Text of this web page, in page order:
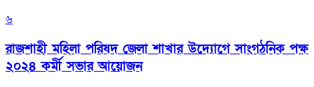
৬
রাজশাহী মহিলা পরিষদ জেলা শাখার উদ্যোগে সাংগঠনিক পক্ষ
২০২৪ কর্মী সভার আয়োজন